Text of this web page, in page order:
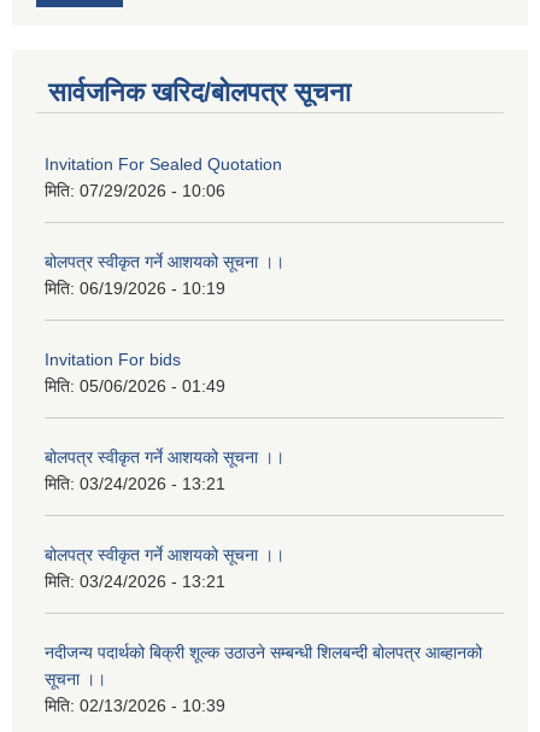
सार्वजनिक खरिद/बोलपत्र सूचना
Invitation For Sealed Quotation
मिति: 07/29/2026 - 10:06
बोलपत्र स्वीकृत गर्ने आशयको सूचना ।।
मिति: 06/19/2026 - 10:19
Invitation For bids
मिति: 05/06/2026 - 01:49
बोलपत्र स्वीकृत गर्ने आशयको सूचना ।।
मिति: 03/24/2026 - 13:21
बोलपत्र स्वीकृत गर्ने आशयको सूचना ।।
मिति: 03/24/2026 - 13:21
नदीजन्य पदार्थको बिक्री शूल्क उठाउने सम्बन्धी शिलबन्दी बोलपत्र आब्हानको
सूचना ।।
मिति: 02/13/2026 - 10:39